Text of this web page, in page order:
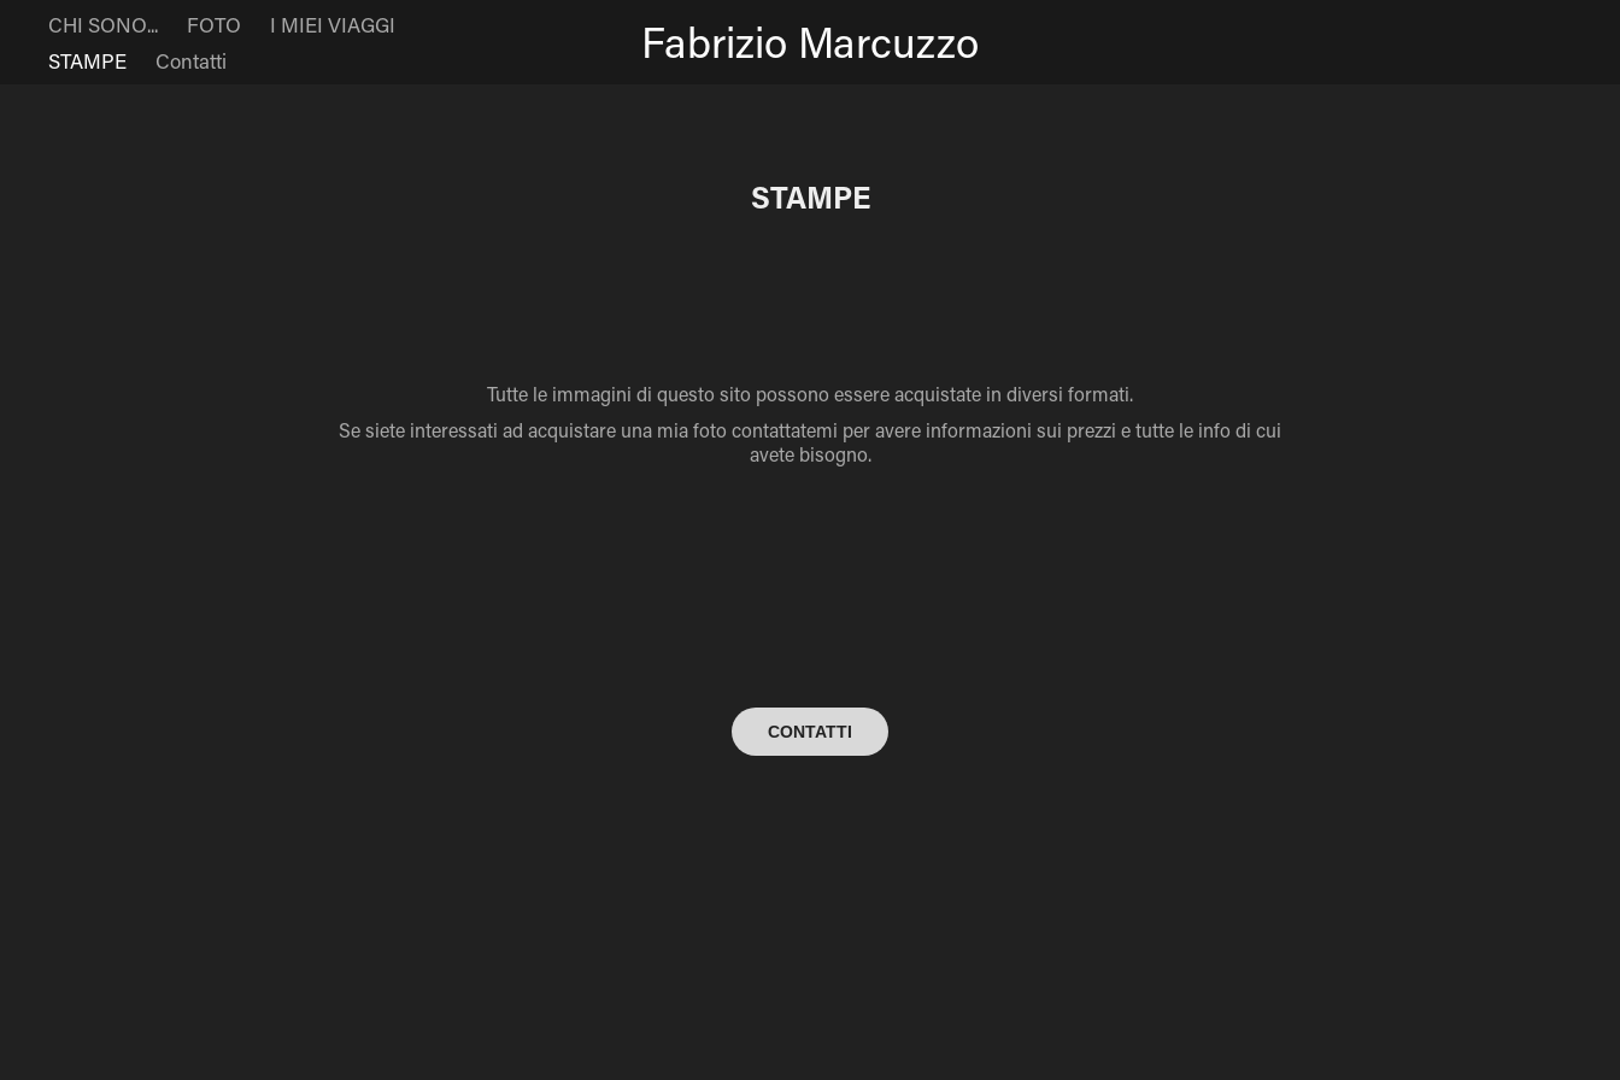
CHI SONO... FOTO
I MIEI VIAGGI
STAMPE
Contatti Fabrizio Marcuzzo
STAMPE
Tutte le immagini di questo sito possono essere acquistate in diversi formati.
Se siete interessati ad acquistare una mia foto contattatemi per avere informazioni sui prezzi e tutte le info di cui
avete bisogno.
CONTATTI